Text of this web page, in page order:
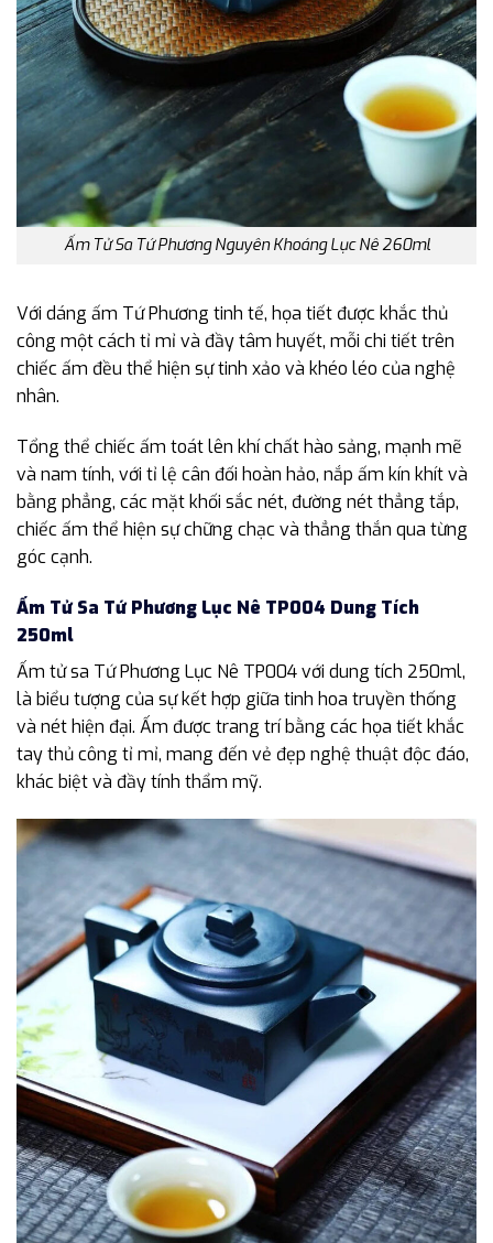
Ấm Tử Sa Tứ Phương Nguyên Khoáng Lục Nê 260ml
Với dáng ấm Tứ Phương tinh tế, họa tiết được khắc thủ
công một cách tỉ mỉ và đầy tâm huyết, mỗi chi tiết trên
chiếc ấm đều thể hiện sự tinh xảo và khéo léo của nghệ
nhân.
Tổng thể chiếc ấm toát lên khí chất hào sảng, mạnh mẽ
và nam tính, với tỉ lệ cân đối hoàn hảo, nắp ấm kín khít và
bằng phẳng, các mặt khối sắc nét, đường nét thẳng tắp,
chiếc ấm thể hiện sự chững chạc và thẳng thắn qua từng
góc cạnh.
Ấm Tử Sa Tứ Phương Lục Nê TP004 Dung Tích
250ml
Ấm tử sa Tứ Phương Lục Nê TP004 với dung tích 250ml,
là biểu tượng của sự kết hợp giữa tinh hoa truyền thống
và nét hiện đại. Ấm được trang trí bằng các họa tiết khắc
tay thủ công tỉ mỉ, mang đến vẻ đẹp nghệ thuật độc đáo,
khác biệt và đầy tính thẩm mỹ.